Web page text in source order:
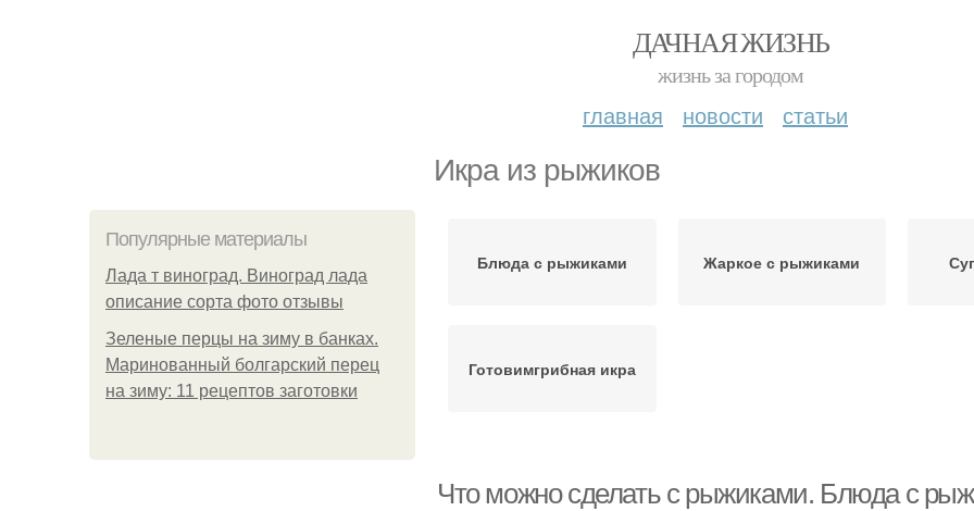
ДАЧНАЯ ЖИЗНЬ
жизнь за городом
главная новости статьи
Икра из рыжиков
Популярные материалы
Лада т виноград. Виноград лада
описание сорта фото отзывы
Зеленые перцы на зиму в банках.
Маринованный болгарский перец
на зиму: 11 рецептов заготовки
Блюда с рыжиками Жаркое с рыжиками
Готовимгрибная икра
Что можно сделать с рыжиками. Блюда с